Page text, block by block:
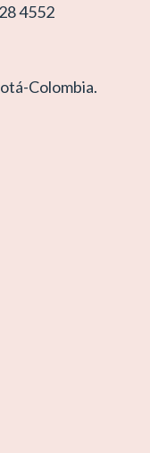
4552
Colombia.